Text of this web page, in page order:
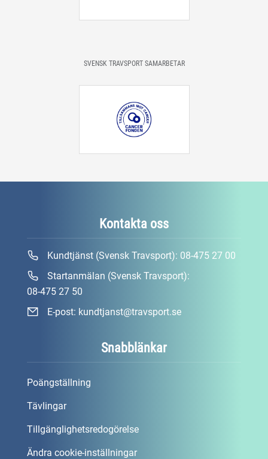
SVENSK TRAVSPORT SAMARBETAR
Snabblänkar
Poängställning
Tävlingar
Tillgänglighetsredogörelse
Ändra cookie-inställningar
Kontakta oss
Kundtjänst (Svensk Travsport): 08-475 27 00
Startanmälan (Svensk Travsport):
08-475 27 50
E-post: kundtjanst@travsport.se